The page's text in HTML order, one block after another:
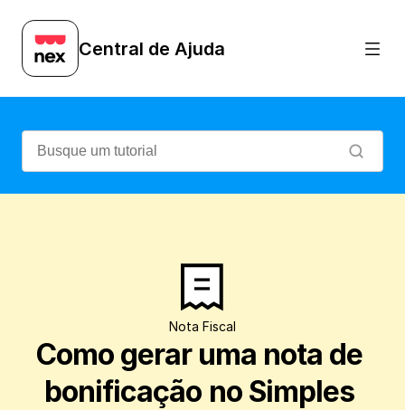
Central de Ajuda
Nota Fiscal
Como gerar uma nota de
bonificação no Simples